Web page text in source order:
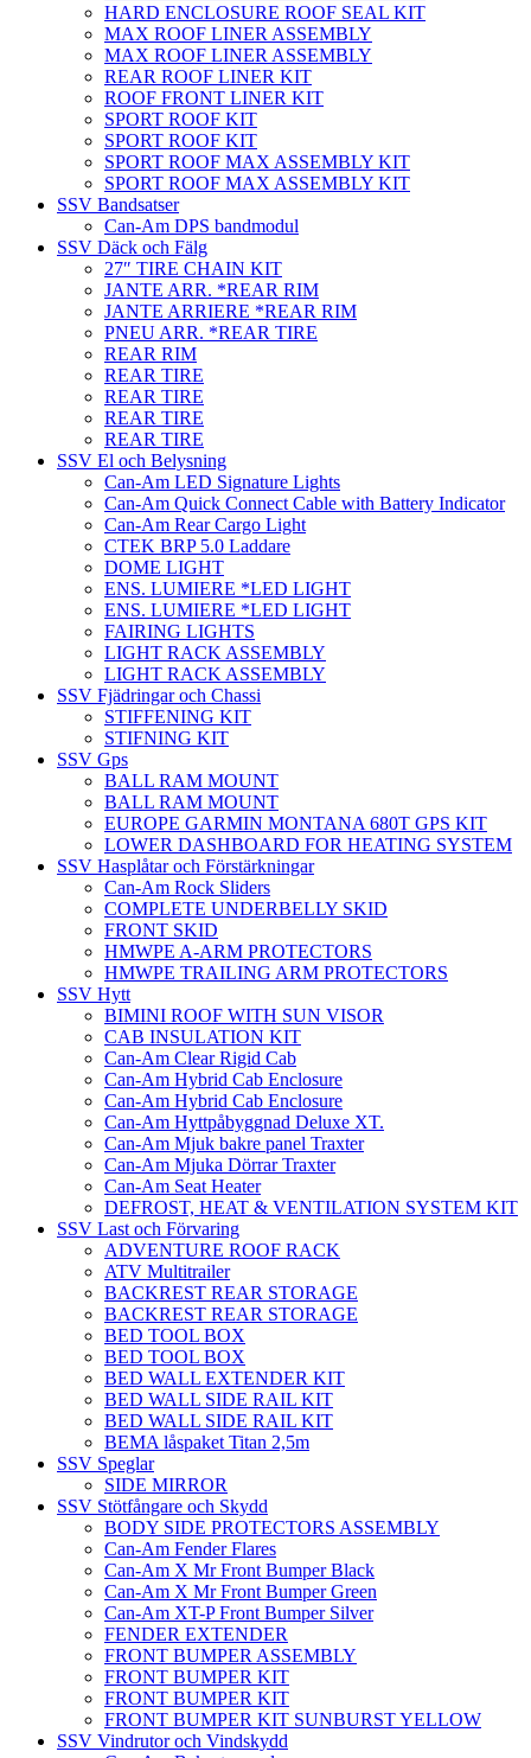
HARD ENCLOSURE ROOF SEAL KIT
MAX ROOF LINER ASSEMBLY
MAX ROOF LINER ASSEMBLY
REAR ROOF LINER KIT
ROOF FRONT LINER KIT
SPORT ROOF KIT
SPORT ROOF KIT
SPORT ROOF MAX ASSEMBLY KIT
SPORT ROOF MAX ASSEMBLY KIT
SSV Bandsatser
Can-Am DPS bandmodul
SSV Däck och Fälg
27″ TIRE CHAIN KIT
JANTE ARR. *REAR RIM
JANTE ARRIERE *REAR RIM
PNEU ARR. *REAR TIRE
REAR RIM
REAR TIRE
REAR TIRE
REAR TIRE
REAR TIRE
SSV El och Belysning
Can-Am LED Signature Lights
Can-Am Quick Connect Cable with Battery Indicator
Can-Am Rear Cargo Light
CTEK BRP 5.0 Laddare
DOME LIGHT
ENS. LUMIERE *LED LIGHT
ENS. LUMIERE *LED LIGHT
FAIRING LIGHTS
LIGHT RACK ASSEMBLY
LIGHT RACK ASSEMBLY
SSV Fjädringar och Chassi
STIFFENING KIT
STIFNING KIT
SSV Gps
BALL RAM MOUNT
BALL RAM MOUNT
EUROPE GARMIN MONTANA 680T GPS KIT
LOWER DASHBOARD FOR HEATING SYSTEM
SSV Hasplåtar och Förstärkningar
Can-Am Rock Sliders
COMPLETE UNDERBELLY SKID
FRONT SKID
HMWPE A-ARM PROTECTORS
HMWPE TRAILING ARM PROTECTORS
SSV Hytt
BIMINI ROOF WITH SUN VISOR
CAB INSULATION KIT
Can-Am Clear Rigid Cab
Can-Am Hybrid Cab Enclosure
Can-Am Hybrid Cab Enclosure
Can-Am Hyttpåbyggnad Deluxe XT.
Can-Am Mjuk bakre panel Traxter
Can-Am Mjuka Dörrar Traxter
Can-Am Seat Heater
DEFROST, HEAT & VENTILATION SYSTEM KIT
SSV Last och Förvaring
ADVENTURE ROOF RACK
ATV Multitrailer
BACKREST REAR STORAGE
BACKREST REAR STORAGE
BED TOOL BOX
BED TOOL BOX
BED WALL EXTENDER KIT
BED WALL SIDE RAIL KIT
BED WALL SIDE RAIL KIT
BEMA låspaket Titan 2,5m
SSV Speglar
SIDE MIRROR
SSV Stötfångare och Skydd
BODY SIDE PROTECTORS ASSEMBLY
Can-Am Fender Flares
Can-Am X Mr Front Bumper Black
Can-Am X Mr Front Bumper Green
Can-Am XT-P Front Bumper Silver
FENDER EXTENDER
FRONT BUMPER ASSEMBLY
FRONT BUMPER KIT
FRONT BUMPER KIT
FRONT BUMPER KIT SUNBURST YELLOW
SSV Vindrutor och Vindskydd